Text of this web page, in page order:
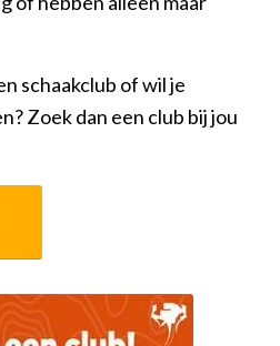
schaakclub of wil je
Zoek dan een club bij jou